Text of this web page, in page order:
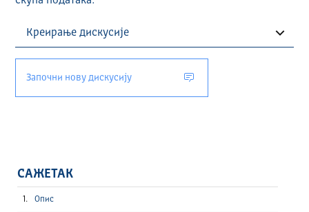
Започни нову дискусију
САЖЕТАК
Опис